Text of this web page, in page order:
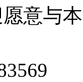
意与